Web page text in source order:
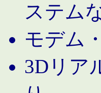
ステム
モデム
3Dリア